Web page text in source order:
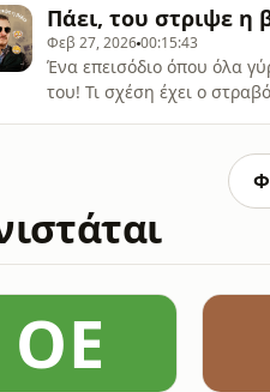
pcm.adswizz.com for
Πάει, του στριψε η
Φεβ 27, 202600:15:43
Ένα επεισόδιο όπου όλα
του! Τι σχέση έχει ο
ΟΕ